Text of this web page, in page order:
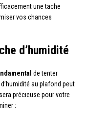
une tache
vos chances
d’humidité
de tenter
au plafond peut
précieuse pour votre
: